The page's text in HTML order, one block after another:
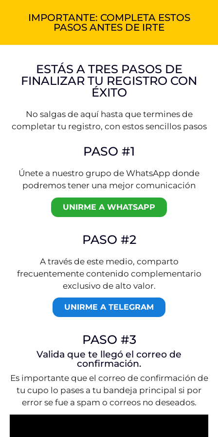
IMPORTANTE: COMPLETA ESTOS
PASOS ANTES DE IRTE
ESTÁS A TRES PASOS DE
FINALIZAR TU REGISTRO CON
ÉXITO
No salgas de aquí hasta que termines de
completar tu registro, con estos sencillos pasos
PASO #1
Únete a nuestro grupo de WhatsApp donde
podremos tener una mejor comunicación
UNIRME A WHATSAPP
PASO #2
A través de este medio, comparto
frecuentemente contenido complementario
exclusivo de alto valor.
UNIRME A TELEGRAM
PASO #3
Valida que te llegó el correo de
confirmación.
Es importante que el correo de confirmación de
tu cupo lo pases a tu bandeja principal si por
error se fue a spam o correos no deseados.